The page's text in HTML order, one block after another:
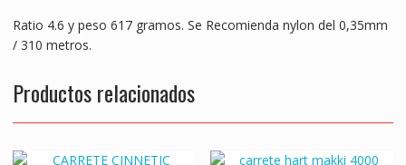
Ratio 4.6 y peso 617 gramos. Se Recomienda nylon del 0,35mm
/ 310 metros.
Productos relacionados